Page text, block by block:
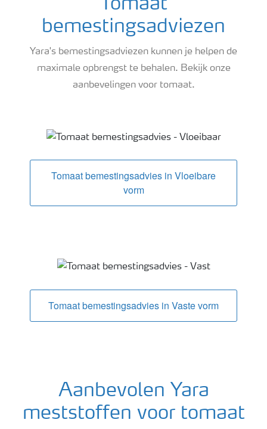
Tomaat
bemestingsadviezen
Yara's bemestingsadviezen kunnen je helpen de
maximale opbrengst te behalen. Bekijk onze
aanbevelingen voor tomaat.
Tomaat bemestingsadviezen
Tomaat bemestingsadvies in Vloeibare
vorm
Tomaat bemestingsadvies in Vaste vorm
Aanbevolen Yara
meststoffen voor tomaat